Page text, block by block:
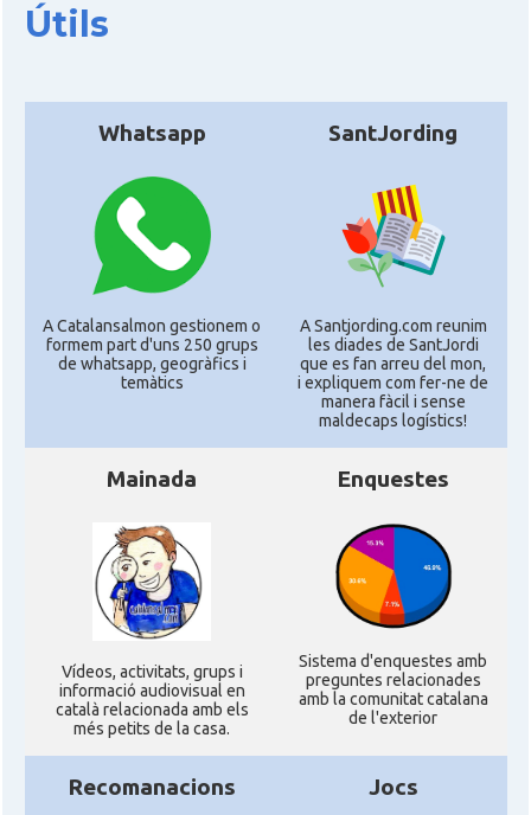
Útils
Whatsapp
A Catalansalmon gestionem o
formem part d'uns 250 grups
de whatsapp, geogràfics i
temàtics
SantJording
A Santjording.com reunim
les diades de SantJordi
que es fan arreu del mon,
i expliquem com fer-ne de
manera fàcil i sense
maldecaps logí­stics!
Mainada
Ví­deos, activitats, grups i
informació audiovisual en
català relacionada amb els
més petits de la casa.
Enquestes
Sistema d'enquestes amb
preguntes relacionades
amb la comunitat catalana
de l'exterior
Recomanacions Jocs